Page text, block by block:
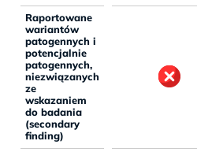
Raportowane
wariantów
patogennych i
potencjalnie
patogennych,
niezwiązanych
ze
wskazaniem
do badania
(secondary
finding)